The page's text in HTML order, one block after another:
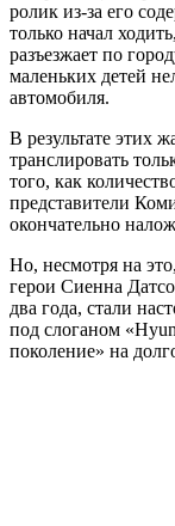
ролик из-за его
только начал
разъезжает по
маленьких детей
автомобиля.
В результате этих
транслировать
того, как
представители
окончательно
Но, несмотря на
герои Сиенна
два года, стали
под слоганом
поколение» на